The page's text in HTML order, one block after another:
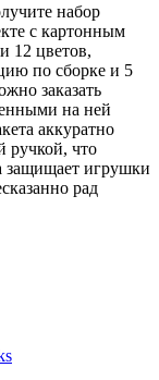
набор
с картонным
12 цветов,
по сборке и 5
заказать
на ней
аккуратно
ручкой, что
защищает игрушки
рад